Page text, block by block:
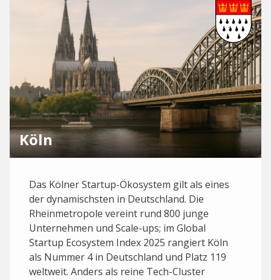
Köln
Das Kölner Startup-Ökosystem gilt als eines
der dynamischsten in Deutschland. Die
Rheinmetropole vereint rund 800 junge
Unternehmen und Scale-ups; im Global
Startup Ecosystem Index 2025 rangiert Köln
als Nummer 4 in Deutschland und Platz 119
weltweit. Anders als reine Tech-Cluster